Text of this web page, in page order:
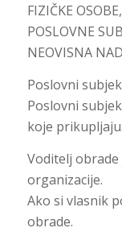
FIZIČKE OSOBE,
POSLOVNE
NEOVISNA
Poslovni
Poslovni
koje prikupljaju.
Voditelj obrade
organizacije.
Ako si vlasnik
obrade.